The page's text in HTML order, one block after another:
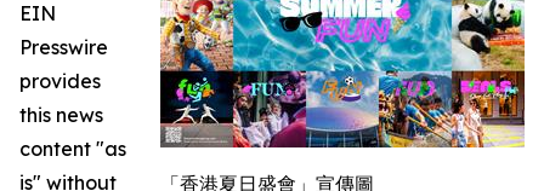
「香港夏日盛會」宣傳圖
EIN
Presswire
provides
this news
content "as
is" without